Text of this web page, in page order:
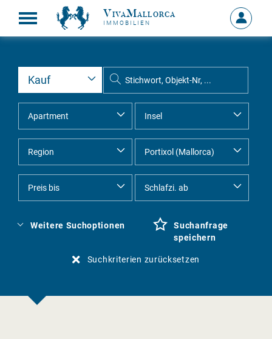
VivaMallorca
IMMOBILIEN
MEIN
Weitere Suchoptionen
Suchanfrage
speichern
Suchkriterien zurücksetzen